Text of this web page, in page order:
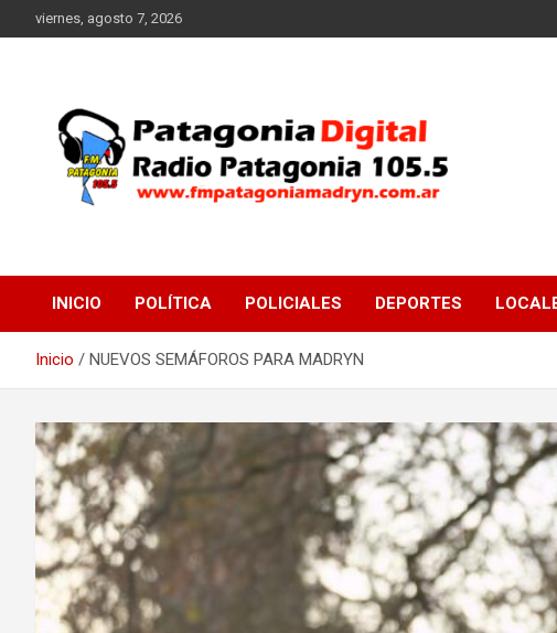
al
viernes, agosto 7, 2026
FM Patagonia Madryn
INICIO POLÍTICA POLICIALES DEPORTES
Inicio NUEVOS SEMÁFOROS PARA MADRYN